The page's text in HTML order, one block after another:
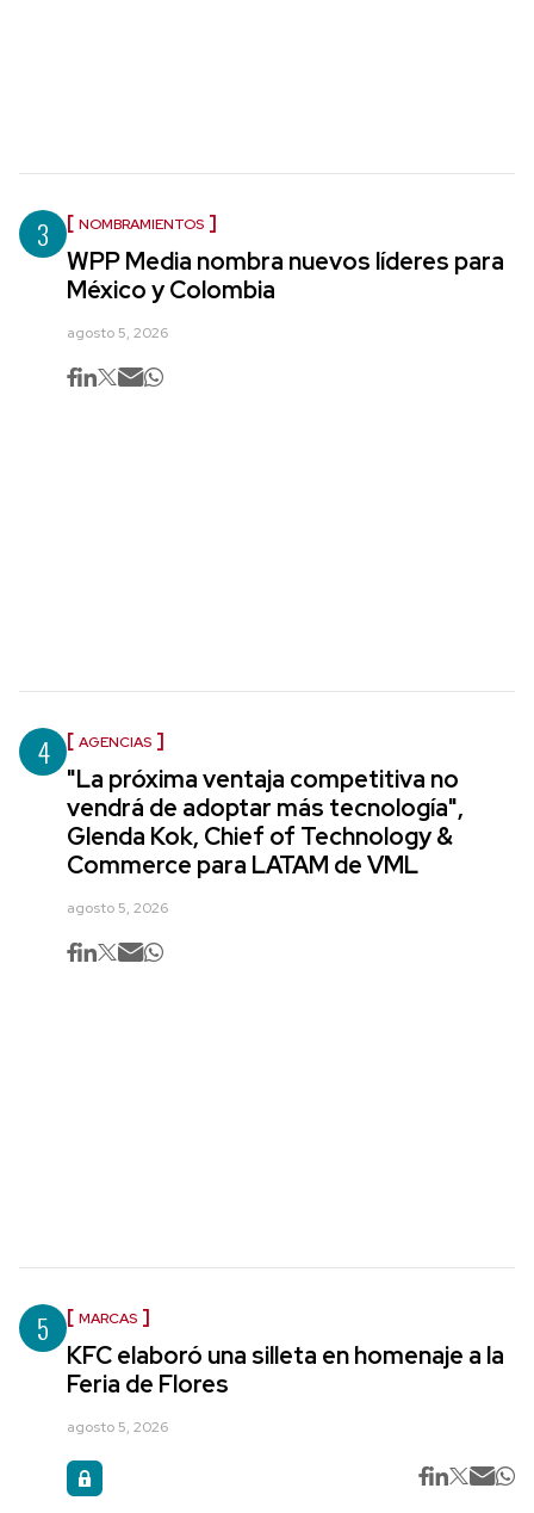
3 NOMBRAMIENTOS
WPP Media nombra nuevos líderes para
México y Colombia
agosto 5, 2026
4 AGENCIAS
"La próxima ventaja competitiva no
vendrá de adoptar más tecnología",
Glenda Kok, Chief of Technology &
Commerce para LATAM de VML
agosto 5, 2026
5 MARCAS
KFC elaboró una silleta en homenaje a la
Feria de Flores
agosto 5, 2026